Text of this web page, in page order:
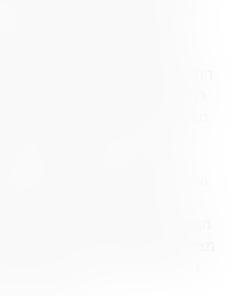
אביזרי השקיה, מוצרים טכניים
העצמאות נכנס בנו של רפאל,
החברה סניף נוסף בתל אביב,
רבים נוספים.
מודרני באזור התעשייה של יבנה.
11,000 מ"ר, ומשרת
משאיות וכלי רכב מסחריים,
ואלפי לקוחותיה ברחבי הארץ.
120 שנים להיווסדה,
ממשיך לנהל את עסקיה. צוות
מציע ללקוחות החברה מגוון של
ניתן לרכוש